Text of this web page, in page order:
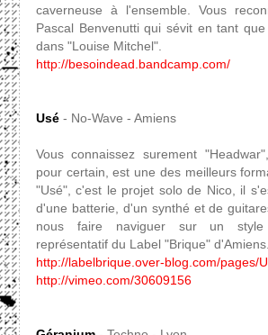
caverneuse à l'ensemble. Vous
Pascal Benvenutti qui sévit en tant
dans "Louise Mitchel".
http://besoindead.bandcamp.com/
Usé- No-Wave - Amiens
Vous connaissez surement
pour certain, est une des meilleurs
"Usé", c'est le projet solo de Nico, il
d'une batterie, d'un synthé et de
nous faire naviguer sur un style
représentatif du Label "Brique" d'Amiens.
http://labelbrique.over-blog.com/pages/
http://vimeo.com/30609156